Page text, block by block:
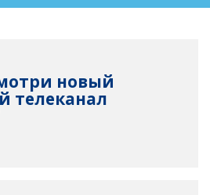
новый
телеканал